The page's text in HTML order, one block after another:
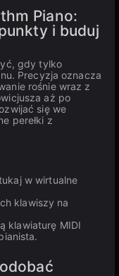
Piano:
i buduj
gdy tylko
Precyzja oznacza
rośnie wraz z
aż po
się we
perełki z
w wirtualne
klawiszy na
klawiaturę MIDI